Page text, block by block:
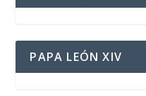
PAPA LEÓN XIV